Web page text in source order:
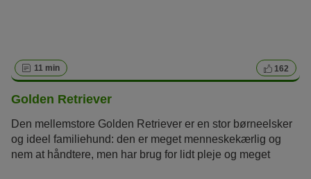
11 min 162
Golden Retriever
Den mellemstore Golden Retriever er en stor børneelsker
og ideel familiehund: den er meget menneskekærlig og
nem at håndtere, men har brug for lidt pleje og meget